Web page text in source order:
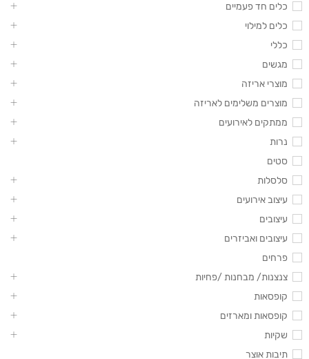
כלים חד פעמיים
כלים למילוי
כללי
מגשים
מוצרי אריזה
מוצרים משלימים לאריזה
ממתקים לאירועים
נרות
סטים
סלסלות
עיצוב אירועים
עיצובים
עיצובים ואביזרים
פרחים
צנצנות/ מבחנות /פחיות
קופסאות
קופסאות ומארזים
שקיות
תיבות אוצר